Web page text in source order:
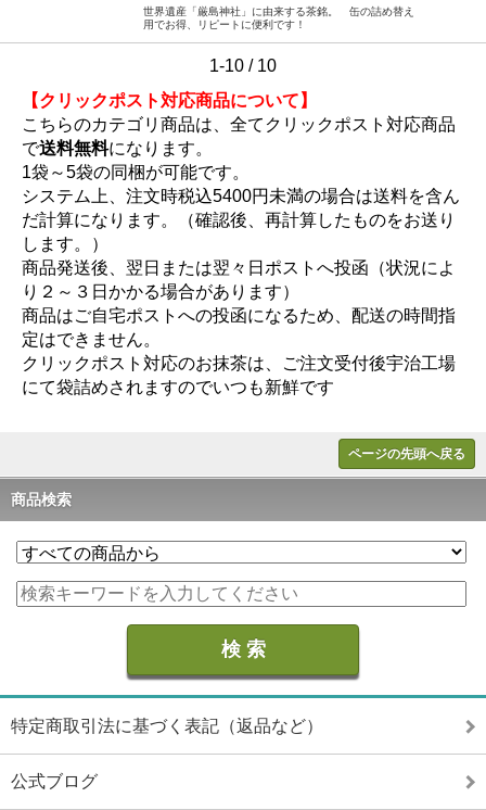
世界遺産「厳島神社」に由来する茶銘。 缶の詰め替え
用でお得、リピートに便利です！
1-10 / 10
【クリックポスト対応商品について】
こちらのカテゴリ商品は、全てクリックポスト対応商品
で送料無料になります。
1袋～5袋の同梱が可能です。
システム上、注文時税込5400円未満の場合は送料を含ん
だ計算になります。（確認後、再計算したものをお送り
します。）
商品発送後、翌日または翌々日ポストへ投函（状況によ
り２～３日かかる場合があります）
商品はご自宅ポストへの投函になるため、配送の時間指
定はできません。
クリックポスト対応のお抹茶は、ご注文受付後宇治工場
にて袋詰めされますのでいつも新鮮です
ページの先頭へ戻る
商品検索
特定商取引法に基づく表記（返品など）
公式ブログ